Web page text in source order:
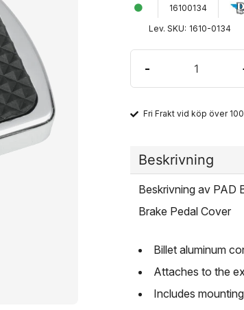
16100134
Lev. SKU: 1610-0134
-
Fri Frakt vid köp över
Beskrivning
Beskrivning av PAD
Brake Pedal Cover
Billet aluminum
Attaches to the
Includes